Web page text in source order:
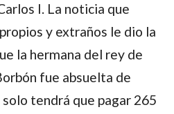
I. La noticia que
y extraños le dio la
la hermana del rey de
fue absuelta de
tendrá que pagar 265